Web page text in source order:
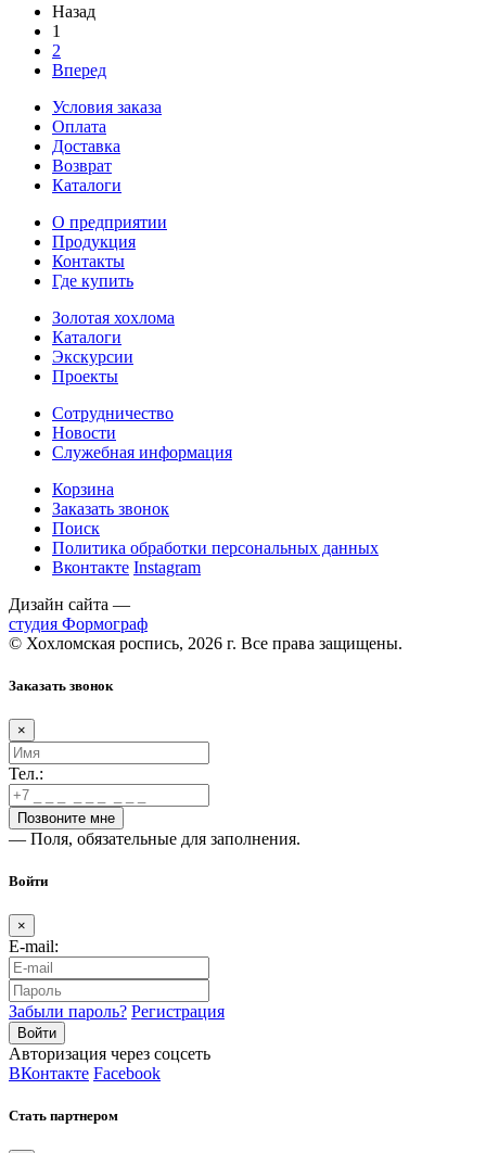
Назад
1
2
Вперед
Условия заказа
Оплата
Доставка
Возврат
Каталоги
О предприятии
Продукция
Контакты
Где купить
Золотая хохлома
Каталоги
Экскурсии
Проекты
Сотрудничество
Новости
Служебная информация
Корзина
Заказать звонок
Поиск
Политика обработки персональных данных
Вконтакте Instagram
Дизайн сайта —
студия Формограф
© Хохломская роспись, 2026 г. Все права защищены.
Заказать звонок
×
Тел.:
— Поля, обязательные для заполнения.
Войти
×
E-mail:
Забыли пароль? Регистрация
Авторизация через соцсеть
ВКонтакте Facebook
Стать партнером